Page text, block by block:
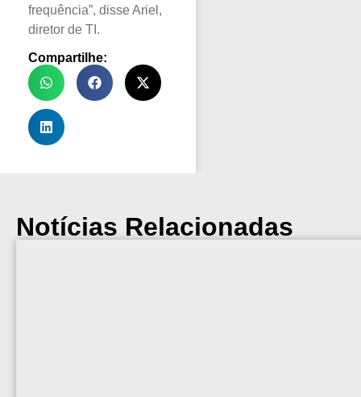
frequência”, disse Ariel,
diretor de TI.
Compartilhe:
Notícias Relacionadas